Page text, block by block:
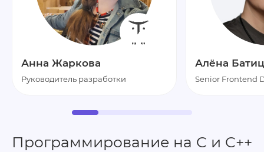
Анна Жаркова
Руководитель разработки
Алёна
Senior Frontend
Программирование на C и C++